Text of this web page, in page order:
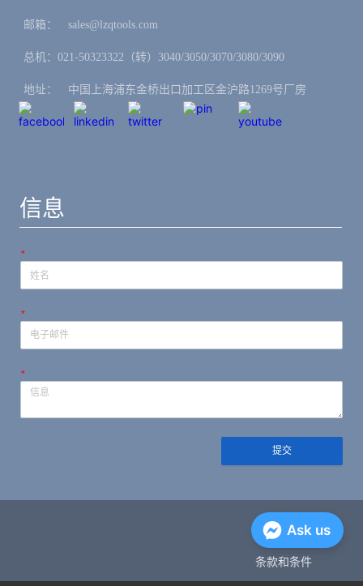
邮箱：ㅤsales@lzqtools.com
总机：021-50323322（转）3040/3050/3070/3080/3090
地址：ㅤ中国上海浦东金桥出口加工区金沪路1269号厂房
信息
*
*
*
提交
隐私政策
条款和条件
Ask us